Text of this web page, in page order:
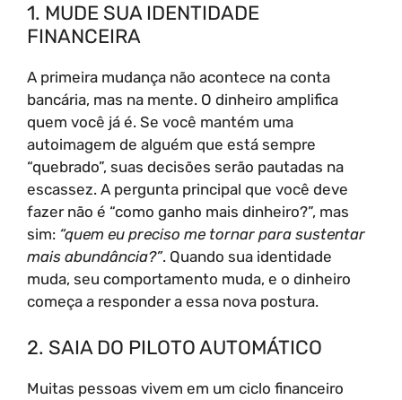
1. MUDE SUA IDENTIDADE
FINANCEIRA
A primeira mudança não acontece na conta
bancária, mas na mente. O dinheiro amplifica
quem você já é. Se você mantém uma
autoimagem de alguém que está sempre
“quebrado”, suas decisões serão pautadas na
escassez. A pergunta principal que você deve
fazer não é “como ganho mais dinheiro?”, mas
sim: “quem eu preciso me tornar para sustentar
mais abundância?”. Quando sua identidade
muda, seu comportamento muda, e o dinheiro
começa a responder a essa nova postura.
2. SAIA DO PILOTO AUTOMÁTICO
Muitas pessoas vivem em um ciclo financeiro